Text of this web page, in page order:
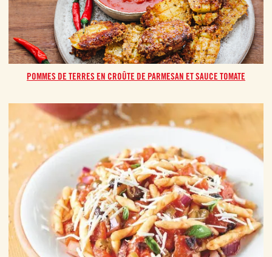
POMMES DE TERRES EN CROÛTE DE PARMESAN ET SAUCE TOMATE